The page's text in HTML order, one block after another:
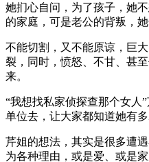
她扪心自问，为了孩子，她
的家庭，可是老公的背叛，她
不能切割，又不能原谅，巨
裂，同时，愤怒、不甘、甚
来。
“我想找私家侦探查那个女人
单位去，让大家都知道她有
芹姐的想法，其实是很多遭
为各种理由，或是爱、或是